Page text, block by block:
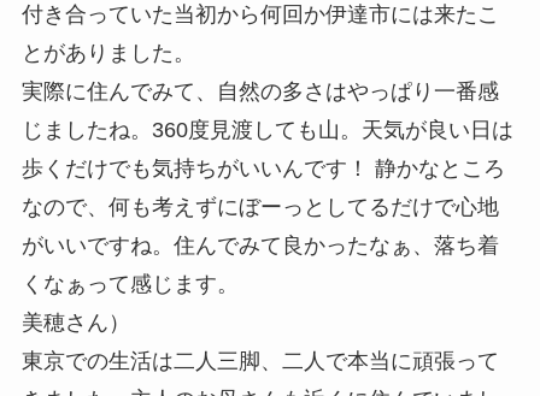
付き合っていた当初から何回か伊達市には来たこ
とがありました。
実際に住んでみて、自然の多さはやっぱり一番感
じましたね。360度見渡しても山。天気が良い日は
歩くだけでも気持ちがいいんです！ 静かなところ
なので、何も考えずにぼーっとしてるだけで心地
がいいですね。住んでみて良かったなぁ、落ち着
くなぁって感じます。
美穂さん）
東京での生活は二人三脚、二人で本当に頑張って